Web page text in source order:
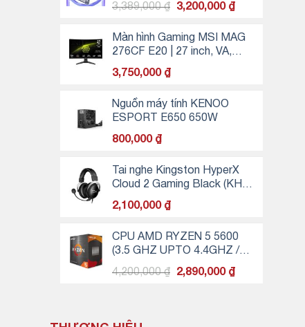
3,389,000₫
Giá
là:
3,389,000 ₫.
3,200,000 ₫
tại
Màn hình Gaming MSI MAG
276CF E20 | 27 inch, VA,
200Hz, 0.5ms, cong
3,750,000 ₫
Nguồn máy tính KENOO
ESPORT E650 650W
800,000 ₫
Tai nghe Kingston HyperX
Cloud 2 Gaming Black (KHX-
HSCP-GM)
2,100,000 ₫
CPU AMD RYZEN 5 5600
(3.5 GHZ UPTO 4.4GHZ /
35MB / 6 CORES, 12
THREADS / 65W / SOCKET
4,200,000₫
Giá
2,890,000 ₫